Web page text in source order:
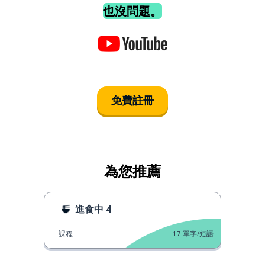
也沒問題。
免費註冊
為您推薦
進食中 4
課程 17 單字/短語